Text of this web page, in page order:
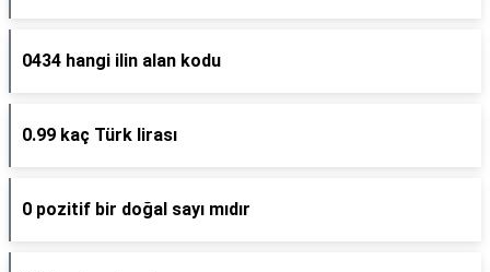
0434 hangi ilin alan kodu
0.99 kaç Türk lirası
0 pozitif bir doğal sayı mıdır